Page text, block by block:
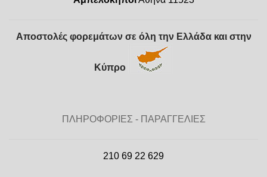
Αποστολές φορεμάτων σε όλη την Ελλάδα και στην
Κύπρο
ΠΛΗΡΟΦΟΡΙΕΣ - ΠΑΡΑΓΓΕΛΙΕΣ
210 69 22 629